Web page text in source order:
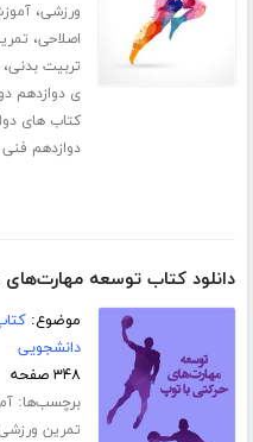
ورزشی،
اصلاحی،
تربیت بدنی،
ی دوازدهم
کتاب های
دوازدهم
دانلود کتاب توسعه
موضوع:
دانشجویی
۳۴۸ صفحه
برچسب‌ها:
تمرین